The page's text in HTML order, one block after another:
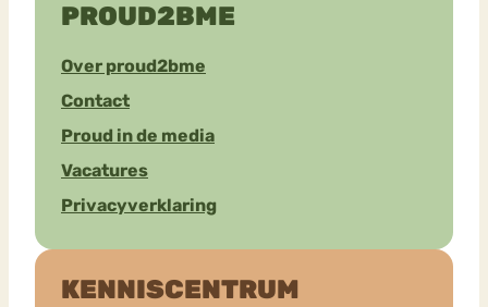
PROUD2BME
Over proud2bme
Contact
Proud in de media
Vacatures
Privacyverklaring
KENNISCENTRUM